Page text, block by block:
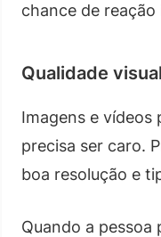
chance de reação
Qualidade
Imagens e vídeos
precisa ser caro.
boa resolução e
Quando a pessoa